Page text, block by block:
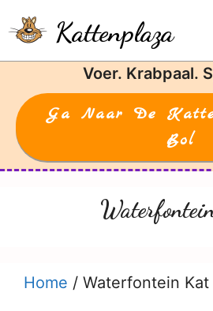
naar
de
Kattenplaza
Voer. Krabpaal.
Ga Naar De
Bol
Home / Waterfontein Kat